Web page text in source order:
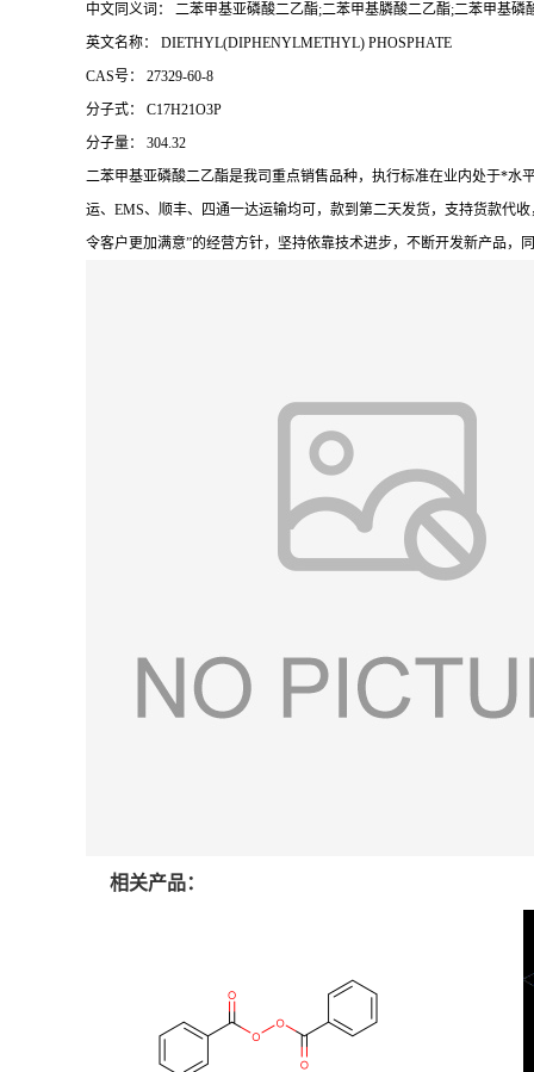
中文同义词： 二苯甲基亚磷酸二乙酯;二苯甲基膦酸二乙酯;二苯甲基磷
英文名称： DIETHYL(DIPHENYLMETHYL) PHOSPHATE
CAS号： 27329-60-8
分子式： C17H21O3P
分子量： 304.32
二苯甲基亚磷酸二乙酯是我司重点销售品种，执行标准在业内处于*
运、EMS、顺丰、四通一达运输均可，款到第二天发货，支持货款代
令客户更加满意”的经营方针，坚持依靠技术进步，不断开发新产品
相关产品：